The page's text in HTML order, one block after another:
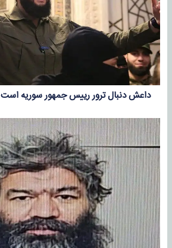
داعش دنبال ترور رییس جمهور سوریه است